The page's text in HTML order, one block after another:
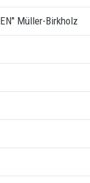
Müller-Birkholz